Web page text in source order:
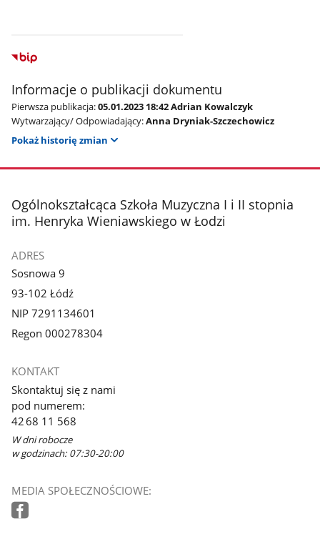
Informacje o publikacji dokumentu
Pierwsza publikacja:05.01.2023 18:42 Adrian Kowalczyk
Wytwarzający/ Odpowiadający:Anna Dryniak-Szczechowicz
Pokaż historię zmian
stopka
Ogólnokształcąca Szkoła Muzyczna I i II stopnia
im. Henryka Wieniawskiego w Łodzi
ADRES
Sosnowa 9
93-102 Łódź
NIP 7291134601
Regon 000278304
KONTAKT
Skontaktuj się z nami
pod numerem:
42 68 11 568
W dni robocze
w godzinach: 07:30-20:00
MEDIA SPOŁECZNOŚCIOWE: